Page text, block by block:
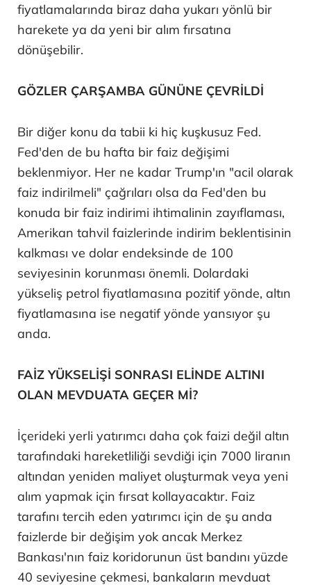
fiyatlamalarında biraz daha yukarı yönlü bir
harekete ya da yeni bir alım fırsatına
dönüşebilir.
GÖZLER ÇARŞAMBA GÜNÜNE ÇEVRİLDİ
Bir diğer konu da tabii ki hiç kuşkusuz Fed.
Fed'den de bu hafta bir faiz değişimi
beklenmiyor. Her ne kadar Trump'ın "acil olarak
faiz indirilmeli" çağrıları olsa da Fed'den bu
konuda bir faiz indirimi ihtimalinin zayıflaması,
Amerikan tahvil faizlerinde indirim beklentisinin
kalkması ve dolar endeksinde de 100
seviyesinin korunması önemli. Dolardaki
yükseliş petrol fiyatlamasına pozitif yönde, altın
fiyatlamasına ise negatif yönde yansıyor şu
anda.
FAİZ YÜKSELİŞİ SONRASI ELİNDE ALTINI
OLAN MEVDUATA GEÇER Mİ?
İçerideki yerli yatırımcı daha çok faizi değil altın
tarafındaki hareketliliği sevdiği için 7000 liranın
altından yeniden maliyet oluşturmak veya yeni
alım yapmak için fırsat kollayacaktır. Faiz
tarafını tercih eden yatırımcı için de şu anda
faizlerde bir değişim yok ancak Merkez
Bankası'nın faiz koridorunun üst bandını yüzde
40 seviyesine çekmesi, bankaların mevduat